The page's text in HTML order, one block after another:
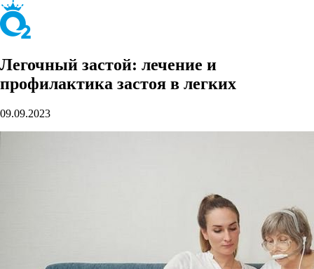
Легочный застой: лечение и
профилактика застоя в легких
09.09.2023